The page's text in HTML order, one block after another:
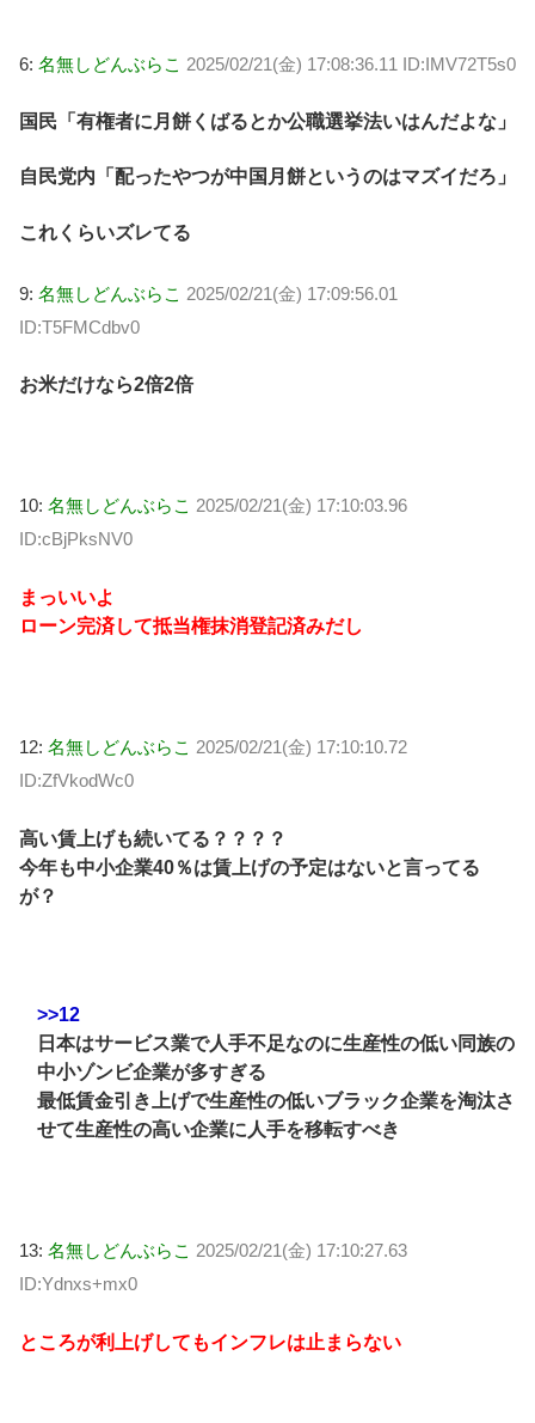
6: 名無しどんぶらこ 2025/02/21(金) 17:08:36.11 ID:IMV72T5s0
国民「有権者に月餅くばるとか公職選挙法いはんだよな」
自民党内「配ったやつが中国月餅というのはマズイだろ」
これくらいズレてる
9: 名無しどんぶらこ 2025/02/21(金) 17:09:56.01
ID:T5FMCdbv0
お米だけなら2倍2倍
10: 名無しどんぶらこ 2025/02/21(金) 17:10:03.96
ID:cBjPksNV0
まっいいよ
ローン完済して抵当権抹消登記済みだし
12: 名無しどんぶらこ 2025/02/21(金) 17:10:10.72
ID:ZfVkodWc0
高い賃上げも続いてる？？？？
今年も中小企業40％は賃上げの予定はないと言ってる
が？
>>12
日本はサービス業で人手不足なのに生産性の低い同族の
中小ゾンビ企業が多すぎる
最低賃金引き上げで生産性の低いブラック企業を淘汰さ
せて生産性の高い企業に人手を移転すべき
13: 名無しどんぶらこ 2025/02/21(金) 17:10:27.63
ID:Ydnxs+mx0
ところが利上げしてもインフレは止まらない